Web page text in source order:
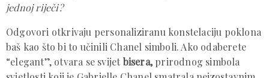
jednoj riječi?
Odgovori otkrivaju personaliziranu konstelaciju poklona
baš kao što bi to učinili Chanel simboli. Ako odaberete
“elegant”, otvara se svijetbisera, prirodnog simbola